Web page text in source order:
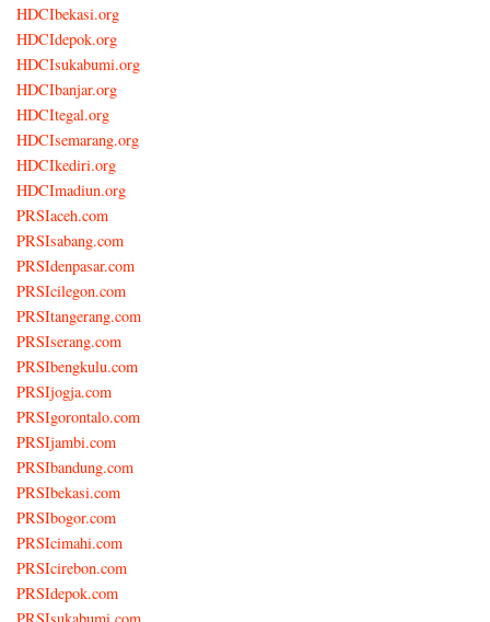
HDCIbekasi.org
HDCIdepok.org
HDCIsukabumi.org
HDCIbanjar.org
HDCItegal.org
HDCIsemarang.org
HDCIkediri.org
HDCImadiun.org
PRSIaceh.com
PRSIsabang.com
PRSIdenpasar.com
PRSIcilegon.com
PRSItangerang.com
PRSIserang.com
PRSIbengkulu.com
PRSIjogja.com
PRSIgorontalo.com
PRSIjambi.com
PRSIbandung.com
PRSIbekasi.com
PRSIbogor.com
PRSIcimahi.com
PRSIcirebon.com
PRSIdepok.com